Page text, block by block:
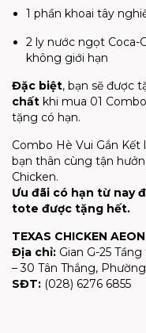
1 phần khoai tây
2 ly nước ngọt Coca-
không giới hạn
Đặc biệt, bạn sẽ được
chất khi mua 01
tặng có hạn.
Combo Hè Vui Gắn Kết
bạn thân cùng tận
Chicken.
Ưu đãi có hạn từ nay
tote được tặng hết.
TEXAS CHICKEN
Địa chỉ: Gian G-25
– 30 Tân Thắng,
SĐT: (028) 6276 6855